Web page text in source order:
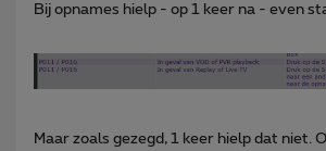
Bij opnames hielp - op 1 keer na - even
Maar zoals gezegd, 1 keer hielp dat niet.